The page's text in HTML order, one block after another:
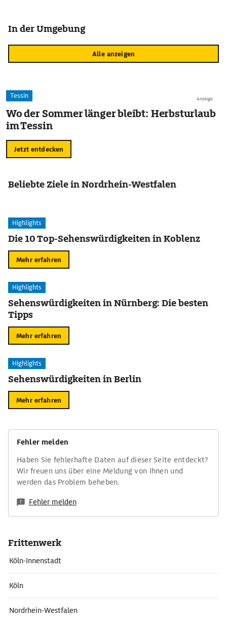
In der Umgebung
Alle anzeigen
Anzeige
Tessin
Wo der Sommer länger bleibt: Herbsturlaub
im Tessin
Jetzt entdecken
Beliebte Ziele in Nordrhein-Westfalen
Highlights
Die 10 Top-Sehenswürdigkeiten in Koblenz
Mehr erfahren
Highlights
Sehenswürdigkeiten in Nürnberg: Die besten
Tipps
Mehr erfahren
Highlights
Sehenswürdigkeiten in Berlin
Mehr erfahren
Fehler melden
Haben Sie fehlerhafte Daten auf dieser Seite entdeckt?
Wir freuen uns über eine Meldung von Ihnen und
werden das Problem beheben.
Fehler melden
Frittenwerk
Köln-Innenstadt
Köln
Nordrhein-Westfalen